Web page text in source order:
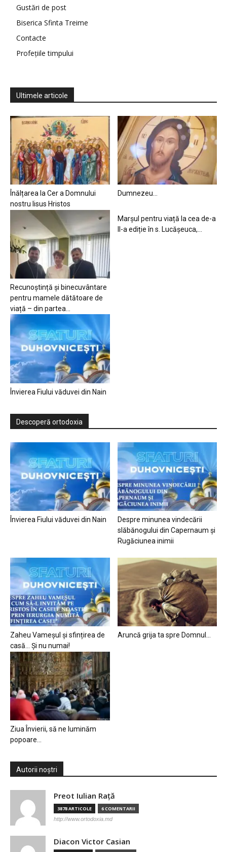
Gustări de post
Biserica Sfinta Treime
Contacte
Profețiile timpului
Ultimele articole
Înălțarea la Cer a Domnului
nostru Iisus Hristos
Dumnezeu…
Recunoștință și binecuvântare
pentru mamele dătătoare de
viață – din partea...
Marșul pentru viață la cea de-a
II-a ediție în s. Lucășeuca,...
Învierea Fiului văduvei din Nain
Descoperă ortodoxia
Învierea Fiului văduvei din Nain
Despre minunea vindecării
slăbănogului din Capernaum și
Rugăciunea inimii
Zaheu Vameșul și sfințirea de
casă… Și nu numai!
Aruncă grija ta spre Domnul…
Ziua Învierii, să ne luminăm
popoare…
Autorii noștri
Preot Iulian Raţă
3878 ARTICOLE 6 COMENTARII
http://www.ortodoxia.md
Diacon Victor Casian